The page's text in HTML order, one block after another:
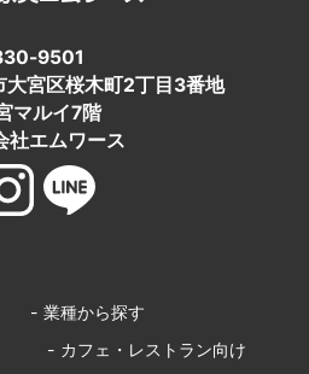
9501
大宮区桜木町2丁目3番地
マルイ7階
社エムワース
- 業種から探す
- カフェ・レストラン向け